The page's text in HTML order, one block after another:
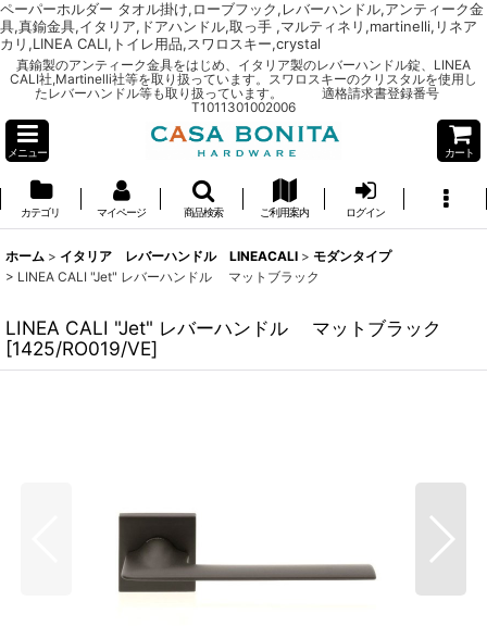
ペーパーホルダー タオル掛け,ローブフック,レバーハンドル,アンティーク金
具,真鍮金具,イタリア,ドアハンドル,取っ手 ,マルティネリ,martinelli,リネア
カリ,LINEA CALI,トイレ用品,スワロスキー,crystal
真鍮製のアンティーク金具をはじめ、イタリア製のレバーハンドル錠、LINEA
CALI社,Martinelli社等を取り扱っています。スワロスキーのクリスタルを使用し
たレバーハンドル等も取り扱っています。 適格請求書登録番号
T1011301002006
メニュー カート
カテゴリ マイページ 商品検索 ご利用案内 ログイン
ホーム > イタリア レバーハンドル LINEACALI > モダンタイプ
> LINEA CALI "Jet" レバーハンドル マットブラック
LINEA CALI "Jet" レバーハンドル マットブラック
[1425/RO019/VE]